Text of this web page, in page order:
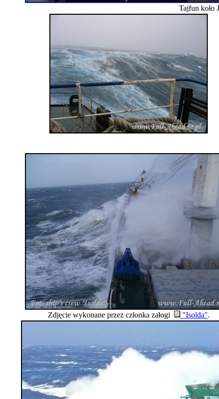
Tajfun koło
Zdjęcie wykonane przez członka załogi "Isolda".